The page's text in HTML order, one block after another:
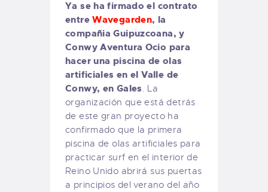
Ya se ha firmado el contrato
entreWavegarden, la
compañia Guipuzcoana, y
Conwy Aventura Ocio para
hacer una piscina de olas
artificiales en el Valle de
Conwy, en Gales . La
organización que está detrás
de este gran proyecto ha
confirmado que la primera
piscina de olas artificiales para
practicar surf en el interior de
Reino Unido abrirá sus puertas
a principios del verano del año